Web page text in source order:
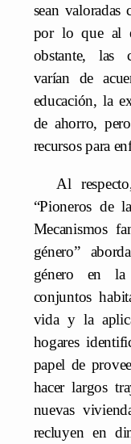
sean valoradas
por lo que al
obstante, las
varían de
educación, la
de ahorro,
recursos para
Al
“Pioneros de
Mecanismos
género”
género en
conjuntos
vida y la
hogares
papel de
hacer largos
nuevas
recluyen en